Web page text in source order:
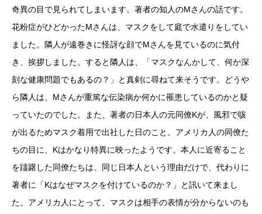
奇異の目で見られてしまいます。著者の知人のMさんの話です。
花粉症がひどかったMさんは、マスクをして庭で水遣りをしてい
ました。隣人が遠巻きに怪訝な顔でMさんを見ているのに気付
き、挨拶しました。すると隣人は、「マスクなんかして、何か深
刻な健康問題でもあるの？」と真剣に尋ねて来そうです。どうや
ら隣人は、Mさんが重篤な伝染病か何かに罹患しているのかと疑
っていたのでした。また、著者の日本人の元同僚Kが、風邪で咳
が出るためマスク着用で出社した日のこと。アメリカ人の同僚た
ちの目に、Kはかなり特異に映ったようです。本人に近寄ること
を躊躇した同僚たちは、同じ日本人という理由だけで、代わりに
著者に「Kはなぜマスクを付けているのか？」と訊いて来まし
た。アメリカ人にとって、マスクは相手の表情が分からないのも